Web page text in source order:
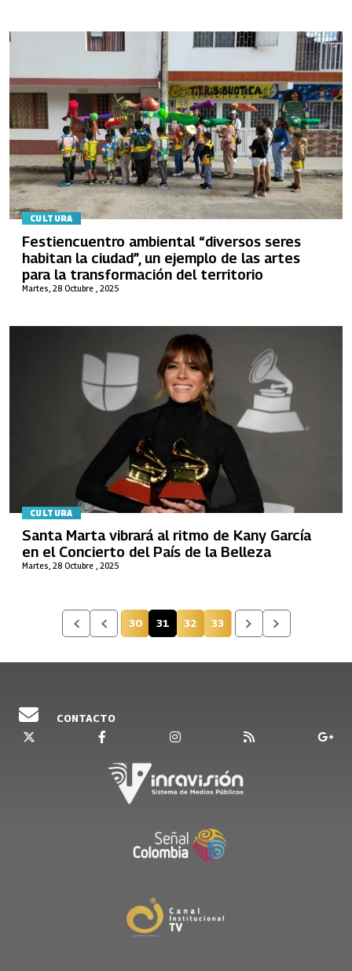
CULTURA
Martes, 28 Octubre , 2025
Festiencuentro ambiental “diversos seres
habitan la ciudad”, un ejemplo de las artes
para la transformación del territorio
CULTURA
Martes, 28 Octubre , 2025
Santa Marta vibrará al ritmo de Kany García
en el Concierto del País de la Belleza
Página
30 Página actual
31 Página
32 Página
33
CONTACTO